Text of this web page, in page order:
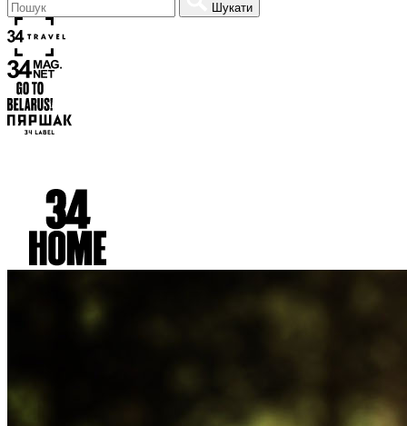
Шукати